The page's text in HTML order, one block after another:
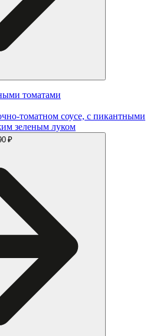
томатами
томатном соусе, с пикантными
зеленым луком
₽